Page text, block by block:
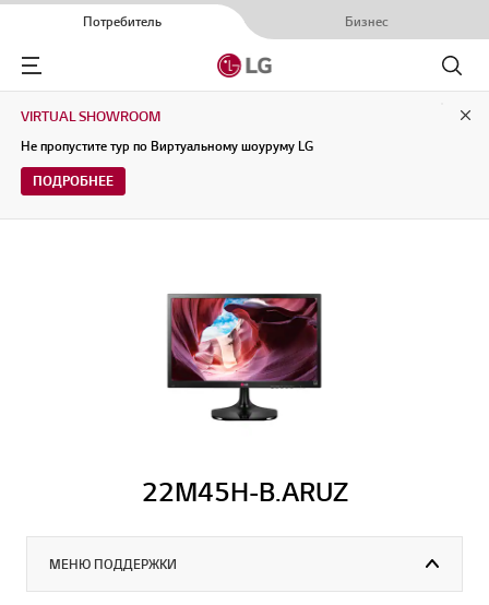
Потребитель Бизнес
Menu
Поиск
VIRTUAL SHOWROOM
Не пропустите тур по Виртуальному шоуруму LG
ПОДРОБНЕЕ
22M45H-B.ARUZ
МЕНЮ ПОДДЕРЖКИ